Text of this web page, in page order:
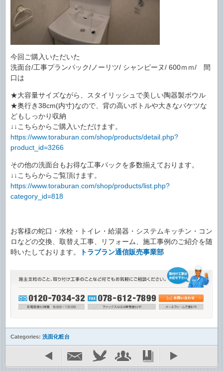
今回ご購入いただいた
洗面台/工事プランパック/ノーリツ/ シャンピーヌ/ 600ｍｍ/ 間
口は
★大容量サイズながら、スタイリッシュで美しい陶器製ボウル
★奥行き38cm(内寸)なので、背の高いボトルや大きなバケツな
どもしっかり収納
↓↓こちらからご購入いただけます。
https://www.toraburan.com/shop/products/detail.php?
product_id=3266
その他の洗面台もお得な工事パックを多数揃えております。
↓↓こちらからご覧頂けます。
https://www.toraburan.com/shop/products/list.php?
category_id=818
お客様の蛇口・水栓・トイレ・給湯器・システムキッチン・コン
ロなどの交換、取替え工事、リフォーム、施工事例のご紹介を随
時いたしております。
トラブラン通信販売事業部
Categories: 洗面化粧台